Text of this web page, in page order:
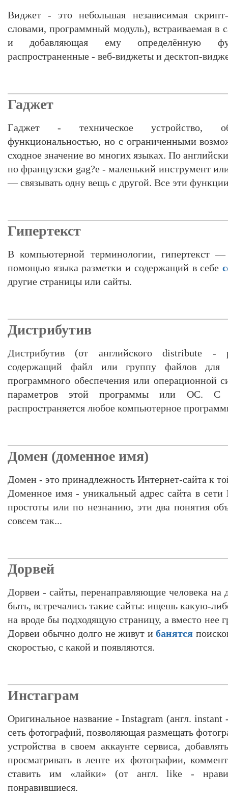
Виджет - это небольшая независимая
словами, программный модуль), встраиваемая в
и добавляющая ему определённую
распространенные - веб-виджеты и десктоп-
Гаджет
Гаджет - техническое устройство,
функциональностью, но с ограниченными
сходное значение во многих языках. По
по французски gag?e - маленький инструмент
— связывать одну вещь с другой. Все эти
Гипертекст
В компьютерной терминологии, гипертекст
помощью языка разметки и содержащий в себе
другие страницы или сайты.
Дистрибутив
Дистрибутив (от английского distribute -
содержащий файл или группу файлов для
программного обеспечения или операционной
параметров этой программы или ОС. С
распространяется любое компьютерное
Домен (доменное имя)
Домен - это принадлежность Интернет-сайта к
Доменное имя - уникальный адрес сайта в сети
простоты или по незнанию, эти два понятия
совсем так...
Дорвей
Дорвеи - сайты, перенаправляющие человека на
быть, встречались такие сайты: ищешь какую-
на вроде бы подходящую страницу, а вместо нее
Дорвеи обычно долго не живут ибанятся
скоростью, с какой и появляются.
Инстаграм
Оригинальное название - Instagram (англ.
сеть фотографий, позволяющая размещать
устройства в своем аккаунте сервиса,
просматривать в ленте их фотографии,
ставить им «лайки» (от англ. like -
понравившиеся.